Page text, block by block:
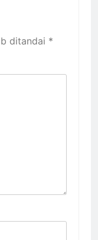
ditandai *